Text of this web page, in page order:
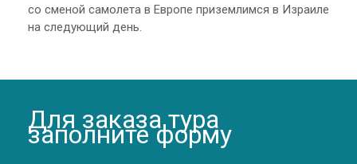
со сменой самолета в Европе приземлимся в Израиле
на следующий день.
Для заказа тура
заполните форму